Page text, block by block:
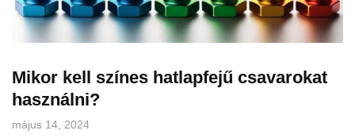
Mikor kell színes hatlapfejű csavarokat
használni?
május 14, 2024